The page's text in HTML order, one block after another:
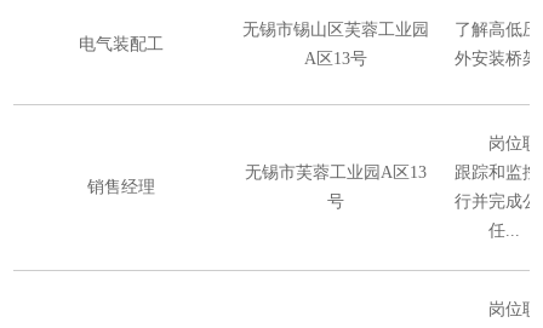
电气装配工
无锡市锡山区芙蓉工业园
A区13号
了解高低
外安装桥
销售经理
无锡市芙蓉工业园A区13
号
岗位
跟踪和监
行并完成
任...
岗位